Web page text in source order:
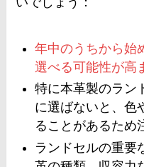
年中のうちから始
選べる可能性が高
特に本革製のラン
に選ばないと、色
ることがあるため
ランドセルの重要